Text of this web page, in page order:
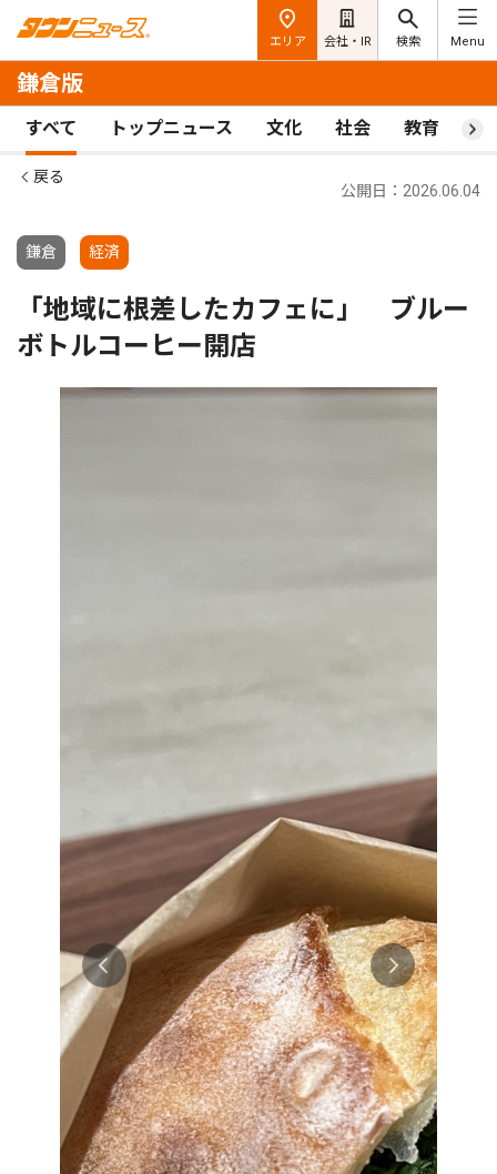
エリア 会社・IR 検索 Menu
鎌倉版
すべて トップニュース 文化 社会 教育 ス
戻る
鎌倉 経済
公開日：2026.06.04
「地域に根差したカフェに」 ブルー
ボトルコーヒー開店